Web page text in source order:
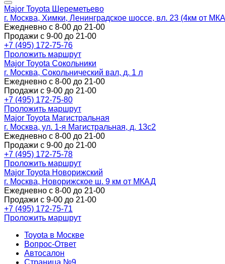
Major Toyota Шереметьево
г. Москва, Химки, Ленинградское шоссе, вл. 23 (4км от
Ежедневно с 8-00 до 21-00
Продажи с 9-00 до 21-00
+7 (495) 172-75-76
Проложить маршрут
Major Toyota Сокольники
г. Москва, Сокольнический вал, д. 1 л
Ежедневно с 8-00 до 21-00
Продажи с 9-00 до 21-00
+7 (495) 172-75-80
Проложить маршрут
Major Toyota Магистральная
г. Москва, ул. 1-я Магистральная, д. 13с2
Ежедневно с 8-00 до 21-00
Продажи с 9-00 до 21-00
+7 (495) 172-75-78
Проложить маршрут
Major Toyota Новорижский
г. Москва, Новорижское ш. 9 км от МКАД
Ежедневно с 8-00 до 21-00
Продажи с 9-00 до 21-00
+7 (495) 172-75-71
Проложить маршрут
Toyota в Москве
Вопрос-Ответ
Автосалон
Страница №9